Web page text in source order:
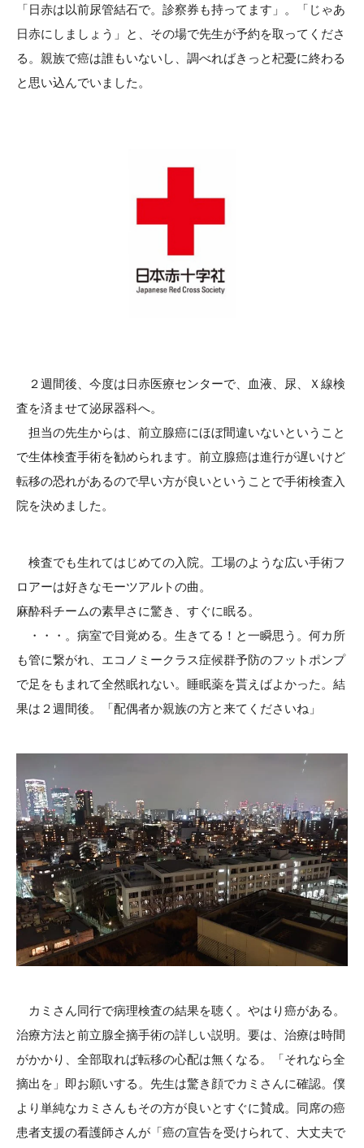
「日赤は以前尿管結石で。診察券も持ってます」。「じゃあ
日赤にしましょう」と、その場で先生が予約を取ってくださ
る。親族で癌は誰もいないし、調べればきっと杞憂に終わる
と思い込んでいました。
２週間後、今度は日赤医療センターで、血液、尿、Ｘ線検
査を済ませて泌尿器科へ。
担当の先生からは、前立腺癌にほぼ間違いないということ
で生体検査手術を勧められます。前立腺癌は進行が遅いけど
転移の恐れがあるので早い方が良いということで手術検査入
院を決めました。
検査でも生れてはじめての入院。工場のような広い手術フ
ロアーは好きなモーツアルトの曲。
麻酔科チームの素早さに驚き、すぐに眠る。
・・・。病室で目覚める。生きてる！と一瞬思う。何カ所
も管に繋がれ、エコノミークラス症候群予防のフットポンプ
で足をもまれて全然眠れない。睡眠薬を貰えばよかった。結
果は２週間後。「配偶者か親族の方と来てくださいね」
カミさん同行で病理検査の結果を聴く。やはり癌がある。
治療方法と前立腺全摘手術の詳しい説明。要は、治療は時間
がかかり、全部取れば転移の心配は無くなる。「それなら全
摘出を」即お願いする。先生は驚き顔でカミさんに確認。僕
より単純なカミさんもその方が良いとすぐに賛成。同席の癌
患者支援の看護師さんが「癌の宣告を受けられて、大丈夫で